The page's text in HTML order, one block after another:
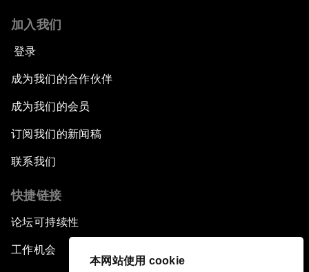
本网站使用 cookie
加入我们
登录
成为我们的合作伙伴
成为我们的会员
订阅我们的新闻稿
联系我们
快捷链接
论坛可持续性
工作机会